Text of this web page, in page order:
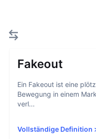
Fakeout
Ein Fakeout ist eine
Bewegung in einem
verl...
Vollständige Definition